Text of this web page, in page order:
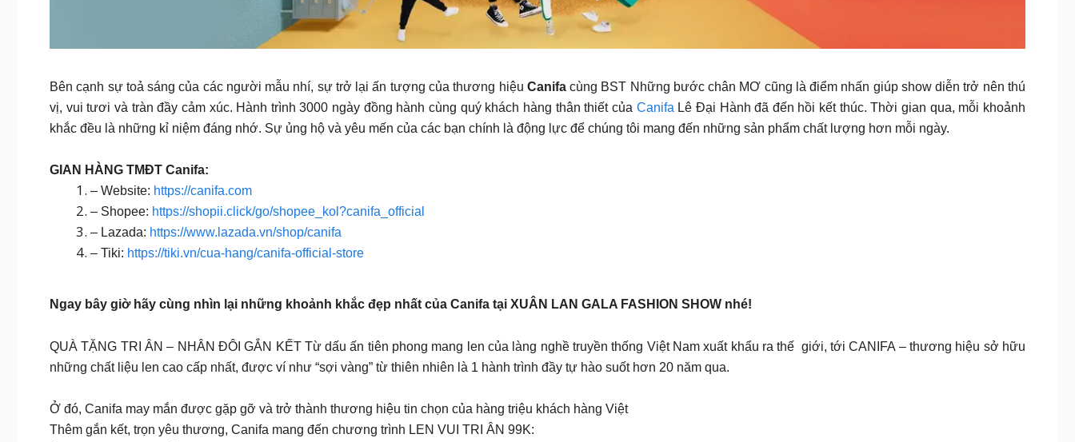
Bên cạnh sự toả sáng của các người mẫu nhí, sự trở lại ấn tượng của thương hiệu Canifacùng BST Những bước chân MƠ cũng là điểm nhấn giúp show diễn trở nên thú
vị, vui tươi và tràn đầy cảm xúc. Hành trình 3000 ngày đồng hành cùng quý khách hàng thân thiết của Canifa Lê Đại Hành đã đến hồi kết thúc. Thời gian qua, mỗi khoảnh
khắc đều là những kỉ niệm đáng nhớ. Sự ủng hộ và yêu mến của các bạn chính là động lực để chúng tôi mang đến những sản phẩm chất lượng hơn mỗi ngày.
GIAN HÀNG TMĐT Canifa:
– Website: https://canifa.com
– Shopee: https://shopii.click/go/shopee_kol?canifa_official
– Lazada: https://www.lazada.vn/shop/canifa
– Tiki: https://tiki.vn/cua-hang/canifa-official-store
Ngay bây giờ hãy cùng nhìn lại những khoảnh khắc đẹp nhất của Canifa tại XUÂN LAN GALA FASHION SHOW nhé!
QUÀ TẶNG TRI ÂN – NHÂN ĐÔI GẮN KẾT Từ dấu ấn tiên phong mang len của làng nghề truyền thống Việt Nam xuất khẩu ra thế giới, tới CANIFA – thương hiệu sở hữu
những chất liệu len cao cấp nhất, được ví như “sợi vàng” từ thiên nhiên là 1 hành trình đầy tự hào suốt hơn 20 năm qua.
Ở đó, Canifa may mắn được gặp gỡ và trở thành thương hiệu tin chọn của hàng triệu khách hàng Việt
Thêm gắn kết, trọn yêu thương, Canifa mang đến chương trình LEN VUI TRI ÂN 99K: